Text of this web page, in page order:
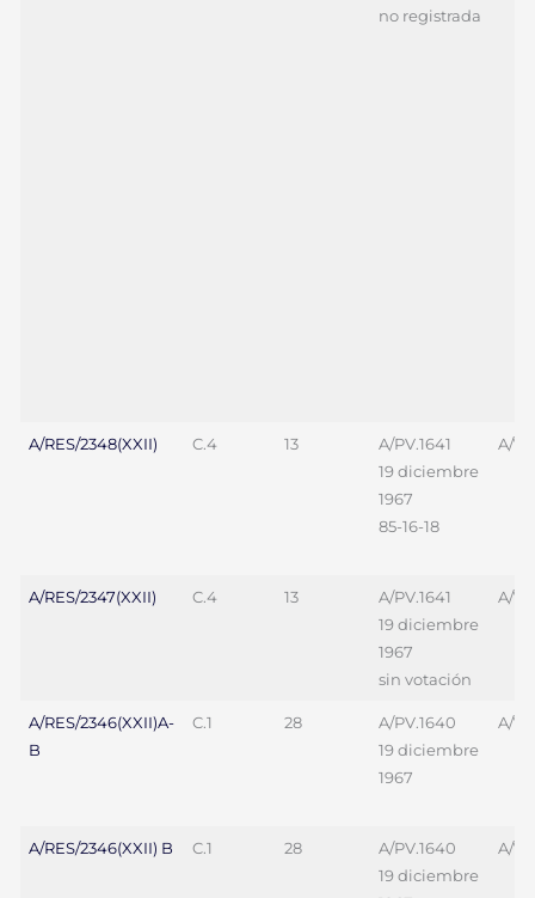
no registrada
A/RES/2348(XXII) C.4 13
A/PV.1641
19 diciembre
1967
85-16-18
A/
A/RES/2347(XXII) C.4 13
A/PV.1641
19 diciembre
1967
sin votación
A/
A/RES/2346(XXII)A-
B
C.1 28
A/PV.1640
19 diciembre
1967
A/
A/RES/2346(XXII) B C.1 28
A/PV.1640
19 diciembre
A/